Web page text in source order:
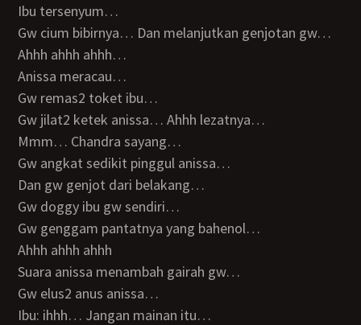
Ibu tersenyum…
Gw cium bibirnya… Dan melanjutkan genjotan gw…
Ahhh ahhh ahhh…
Anissa meracau…
Gw remas2 toket ibu…
Gw jilat2 ketek anissa… Ahhh lezatnya…
Mmm… Chandra sayang…
Gw angkat sedikit pinggul anissa…
Dan gw genjot dari belakang…
Gw doggy ibu gw sendiri…
Gw genggam pantatnya yang bahenol…
Ahhh ahhh ahhh
Suara anissa menambah gairah gw…
Gw elus2 anus anissa…
Ibu: ihhh… Jangan mainan itu…